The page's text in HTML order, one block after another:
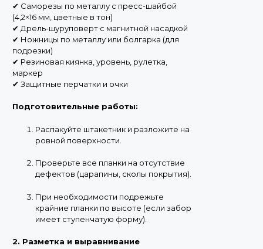
✔ Саморезы по металлу с пресс-шайбой
(4,2×16 мм, цветные в тон)
✔ Дрель-шуруповерт с магнитной насадкой
✔ Ножницы по металлу или болгарка (для
подрезки)
✔ Резиновая киянка, уровень, рулетка,
маркер
✔ Защитные перчатки и очки
Подготовительные работы:
Распакуйте штакетник и разложите на
ровной поверхности.
Проверьте все планки на отсутствие
дефектов (царапины, сколы покрытия).
При необходимости подрежьте
крайние планки по высоте (если забор
имеет ступенчатую форму).
2. Разметка и выравнивание